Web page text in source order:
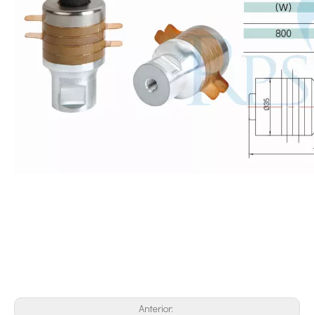
Ventajas de la soldadura ultrasónica de paneles de puertas de automóviles
¿Cuál es el principio y la teoría de la máquina de soldadura de
Anterior: